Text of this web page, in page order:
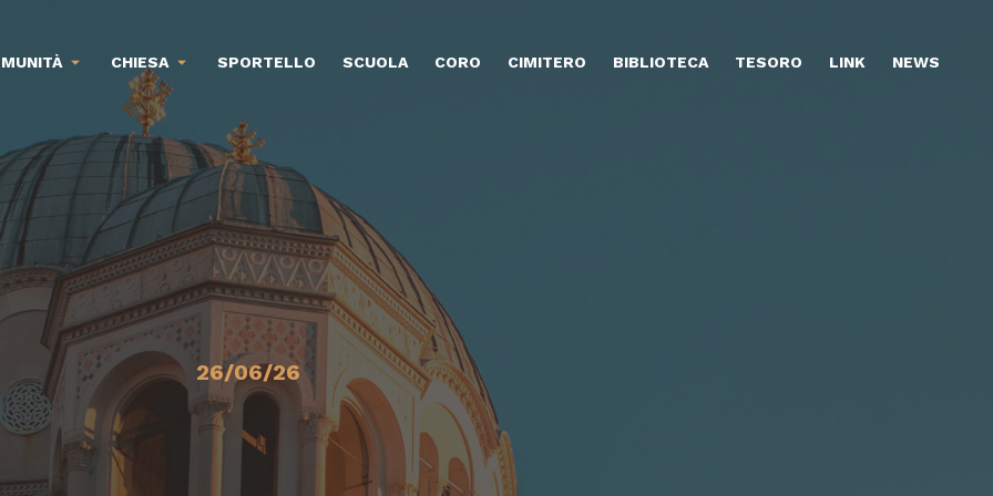
CHIESA SPORTELLO SCUOLA CORO CIMITERO BIBLIOTECA TESORO LINK NEWS
26/06/26